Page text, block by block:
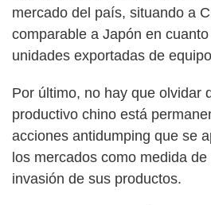
mercado del país, situando a
comparable a Japón en
unidades exportadas de
Por último, no hay que olvidar
productivo chino está
acciones antidumping que se
los mercados como medida
invasión de sus productos.